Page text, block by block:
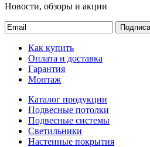
Новости, обзоры и акции
Как купить
Оплата и доставка
Гарантия
Монтаж
Каталог продукции
Подвесные потолки
Подвесные системы
Светильники
Настенные покрытия